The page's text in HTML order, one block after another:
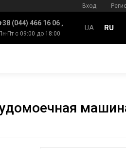
Вход
(044) 466 16 06
Пт с 09:00 до 18:00
UA RU